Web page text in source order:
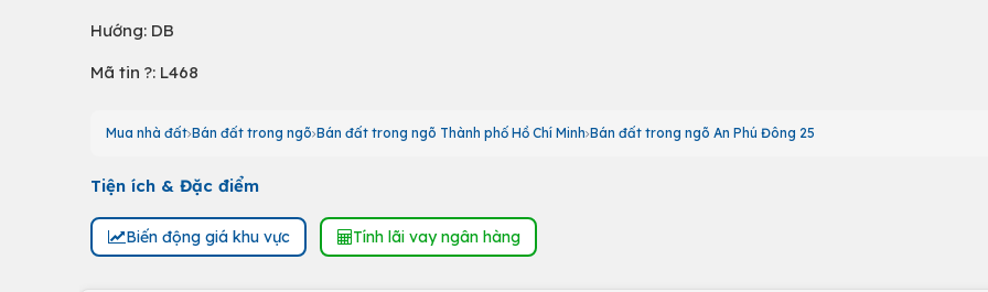
Hướng: DB
Mã tin ?: L468
Mua nhà đất Bán đất trong ngõ Bán đất trong ngõ Thành phố Hồ Chí Minh Bán đất trong ngõ An Phú Đông 25
Tiện ích & Đặc điểm
Biến động giá khu vực Tính lãi vay ngân hàng